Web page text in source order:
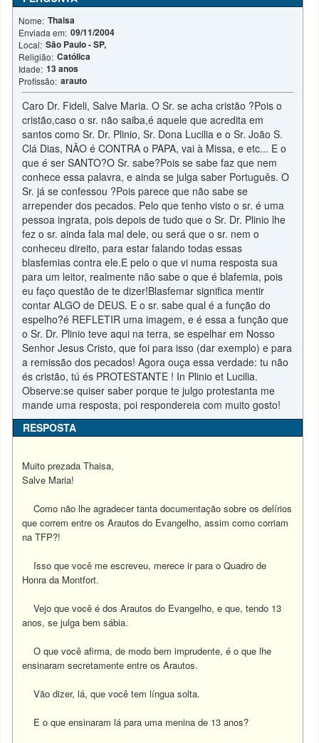
Nome: Thaisa
Enviada em: 09/11/2004
Local: São Paulo - SP,
Religião: Católica
Idade: 13 anos
Profissão: arauto
Caro Dr. Fideli, Salve Maria. O Sr. se acha cristão ?Pois o
cristão,caso o sr. não saiba,é aquele que acredita em
santos como Sr. Dr. Plinio, Sr. Dona Lucilia e o Sr. João S.
Clá Dias, NÃO é CONTRA o PAPA, vai à Missa, e etc... E o
que é ser SANTO?O Sr. sabe?Pois se sabe faz que nem
conhece essa palavra, e ainda se julga saber Português. O
Sr. já se confessou ?Pois parece que não sabe se
arrepender dos pecados. Pelo que tenho visto o sr. é uma
pessoa ingrata, pois depois de tudo que o Sr. Dr. Plinio lhe
fez o sr. ainda fala mal dele, ou será que o sr. nem o
conheceu direito, para estar falando todas essas
blasfemias contra ele.E pelo o que vi numa resposta sua
para um leitor, realmente não sabe o que é blafemia, pois
eu faço questão de te dizer!Blasfemar significa mentir
contar ALGO de DEUS. E o sr. sabe qual é a função do
espelho?é REFLETIR uma imagem, e é essa a função que
o Sr. Dr. Plinio teve aqui na terra, se espelhar em Nosso
Senhor Jesus Cristo, que foi para isso (dar exemplo) e para
a remissão dos pecados! Agora ouça essa verdade: tu não
és cristão, tú és PROTESTANTE ! In Plinio et Lucilia.
Observe:se quiser saber porque te julgo protestanta me
mande uma resposta, poi respondereia com muito gosto!
RESPOSTA
Muito prezada Thaisa,
Salve Maria!
Como não lhe agradecer tanta documentação sobre os delírios
que correm entre os Arautos do Evangelho, assim como corriam
na TFP?!
Isso que você me escreveu, merece ir para o Quadro de
Honra da Montfort.
Vejo que você é dos Arautos do Evangelho, e que, tendo 13
anos, se julga bem sábia.
O que você afirma, de modo bem imprudente, é o que lhe
ensinaram secretamente entre os Arautos.
Vão dizer, lá, que você tem língua solta.
E o que ensinaram lá para uma menina de 13 anos?